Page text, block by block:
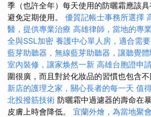
季（也許全年）每天使用的防曬霜應該
避免定期使用。 優質記帳士事務所選擇
醫，提供專業治療 高雄律師，當地的專
全與SSL加密 養護中心單人房，適合需
藍芽助聽器，無線藍芽助聽器，讓聽覺
室內裝修，讓家焕然一新 高雄台胞證申
圍很廣，而且對於化妝品的習慣也包含不
新店的護理之家，關心長者的每一天 值
北投撥筋技術 防曬霜中過濾器的壽命在
皮膚上時會降低。 宜蘭外燴，為當地聚